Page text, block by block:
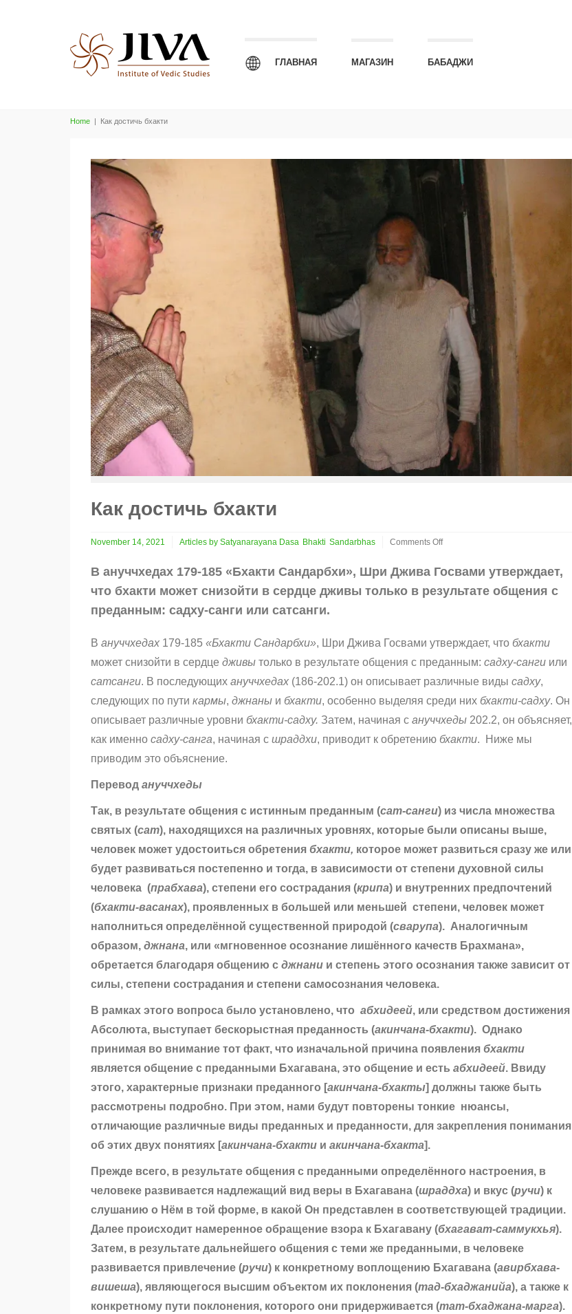
ГЛАВНАЯ МАГАЗИН БАБАДЖИ
Home | Как достичь бхакти
Как достичь бхакти
November 14, 2021 Articles by Satyanarayana Dasa Bhakti Sandarbhas
Comments Off
Как
достичь
бхакти
В ануччхедах 179-185 «Бхакти Сандарбхи», Шри Джива Госвами утверждает,
что бхакти может снизойти в сердце дживы только в результате общения с
преданным: садху-санги или сатсанги.
В ануччхедах 179-185 «Бхакти Сандарбхи», Шри Джива Госвами утверждает, что бхакти
может снизойти в сердце дживы только в результате общения с преданным: садху-санги или
сатсанги. В последующих ануччхедах (186-202.1) он описывает различные виды садху,
следующих по пути кармы, джнаны и бхакти, особенно выделяя среди них бхакти-садху. Он
описывает различные уровни бхакти-садху. Затем, начиная с ануччхеды 202.2, он объясняет,
как именно садху-санга, начиная с шраддхи, приводит к обретению бхакти. Ниже мы
приводим это объяснение.
Перевод ануччхеды
Так, в результате общения с истинным преданным (сат-санги) из числа множества
святых (сат), находящихся на различных уровнях, которые были описаны выше,
человек может удостоиться обретения бхакти, которое может развиться сразу же или
будет развиваться постепенно и тогда, в зависимости от степени духовной силы
человека (прабхава), степени его сострадания (крипа) и внутренних предпочтений
(бхакти-васанах), проявленных в большей или меньшей степени, человек может
наполниться определённой существенной природой (сварупа). Аналогичным
образом, джнана, или «мгновенное осознание лишённого качеств Брахмана»,
обретается благодаря общению с джнани и степень этого осознания также зависит от
силы, степени сострадания и степени самосознания человека.
В рамках этого вопроса было установлено, что абхидеей, или средством достижения
Абсолюта, выступает бескорыстная преданность (акинчана-бхакти). Однако
принимая во внимание тот факт, что изначальной причина появления бхакти
является общение с преданными Бхагавана, это общение и есть абхидеей. Ввиду
этого, характерные признаки преданного [акинчана-бхакты] должны также быть
рассмотрены подробно. При этом, нами будут повторены тонкие нюансы,
отличающие различные виды преданных и преданности, для закрепления понимания
об этих двух понятиях [акинчана-бхакти и акинчана-бхакта].
Прежде всего, в результате общения с преданными определённого настроения, в
человеке развивается надлежащий вид веры в Бхагавана (шраддха) и вкус (ручи) к
слушанию о Нём в той форме, в какой Он представлен в соответствующей традиции.
Далее происходит намеренное обращение взора к Бхагавану (бхагават-саммукхья).
Затем, в результате дальнейшего общения с теми же преданными, в человеке
развивается привлечение (ручи) к конкретному воплощению Бхагавана (авирбхава-
вишеша), являющегося высшим объектом их поклонения (тад-бхаджанийа), а также к
конкретному пути поклонения, которого они придерживается (тат-бхаджана-марга).